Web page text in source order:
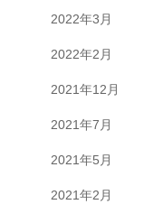
2022年3月
2022年2月
2021年12月
2021年7月
2021年5月
2021年2月